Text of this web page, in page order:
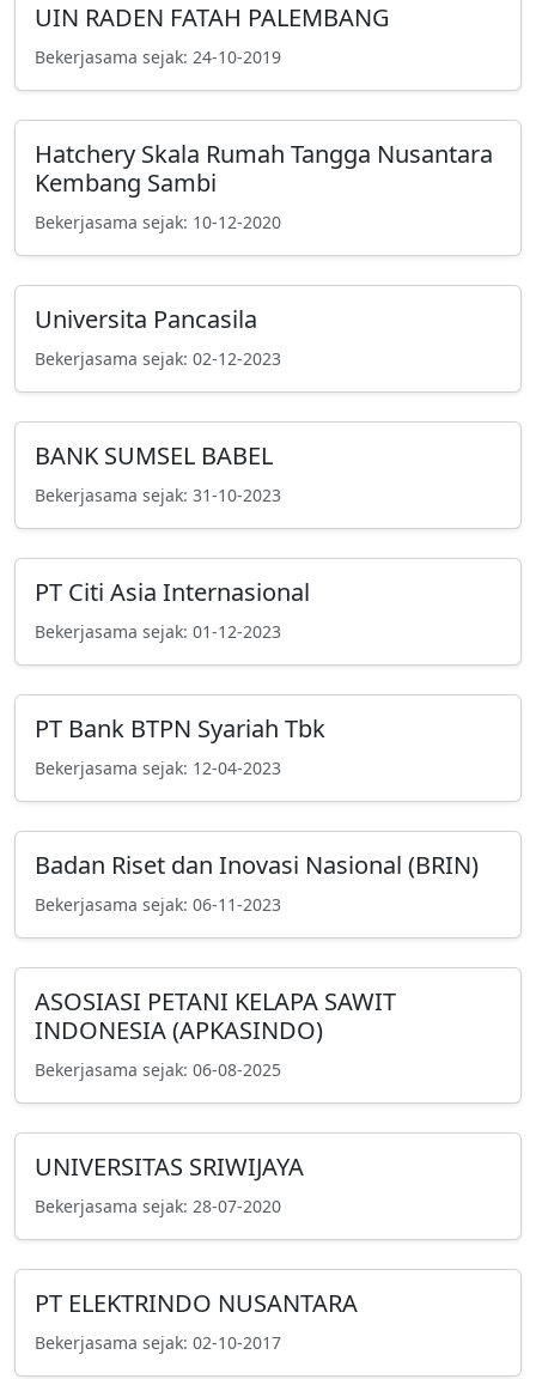
UIN RADEN FATAH PALEMBANG
Bekerjasama sejak: 24-10-2019
Hatchery Skala Rumah Tangga Nusantara
Kembang Sambi
Bekerjasama sejak: 10-12-2020
Universita Pancasila
Bekerjasama sejak: 02-12-2023
BANK SUMSEL BABEL
Bekerjasama sejak: 31-10-2023
PT Citi Asia Internasional
Bekerjasama sejak: 01-12-2023
PT Bank BTPN Syariah Tbk
Bekerjasama sejak: 12-04-2023
Badan Riset dan Inovasi Nasional (BRIN)
Bekerjasama sejak: 06-11-2023
ASOSIASI PETANI KELAPA SAWIT
INDONESIA (APKASINDO)
Bekerjasama sejak: 06-08-2025
UNIVERSITAS SRIWIJAYA
Bekerjasama sejak: 28-07-2020
PT ELEKTRINDO NUSANTARA
Bekerjasama sejak: 02-10-2017